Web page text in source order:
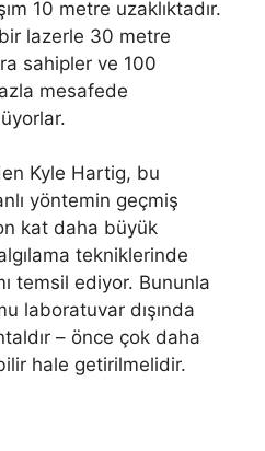
10 metre uzaklıktadır.
lazerle 30 metre
sahipler ve 100
mesafede
Kyle Hartig, bu
yöntemin geçmiş
kat daha büyük
tekniklerinde
temsil ediyor. Bununla
laboratuvar dışında
– önce çok daha
hale getirilmelidir.